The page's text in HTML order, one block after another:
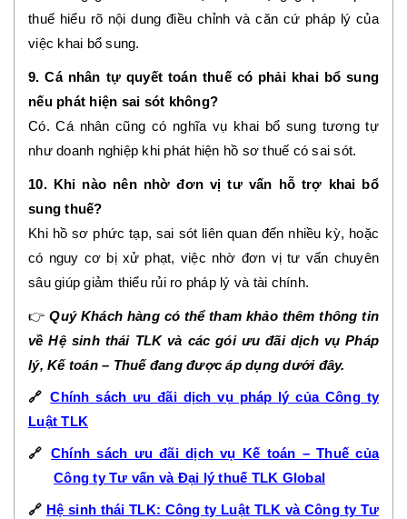
thuế hiểu rõ nội dung điều chỉnh và căn cứ pháp lý của
việc khai bổ sung.
9. Cá nhân tự quyết toán thuế có phải khai bổ sung
nếu phát hiện sai sót không?
Có. Cá nhân cũng có nghĩa vụ khai bổ sung tương tự
như doanh nghiệp khi phát hiện hồ sơ thuế có sai sót.
10. Khi nào nên nhờ đơn vị tư vấn hỗ trợ khai bổ
sung thuế?
Khi hồ sơ phức tạp, sai sót liên quan đến nhiều kỳ, hoặc
có nguy cơ bị xử phạt, việc nhờ đơn vị tư vấn chuyên
sâu giúp giảm thiểu rủi ro pháp lý và tài chính.
👉 Quý Khách hàng có thể tham khảo thêm thông tin
về Hệ sinh thái TLK và các gói ưu đãi dịch vụ Pháp
lý, Kế toán – Thuế đang được áp dụng dưới đây.
🔗 Chính sách ưu đãi dịch vụ pháp lý của Công ty
Luật TLK
🔗
Chính sách ưu đãi dịch vụ Kế toán – Thuế của
Công ty Tư vấn và Đại lý thuế TLK Global
🔗 Hệ sinh thái TLK: Công ty Luật TLK và Công ty Tư